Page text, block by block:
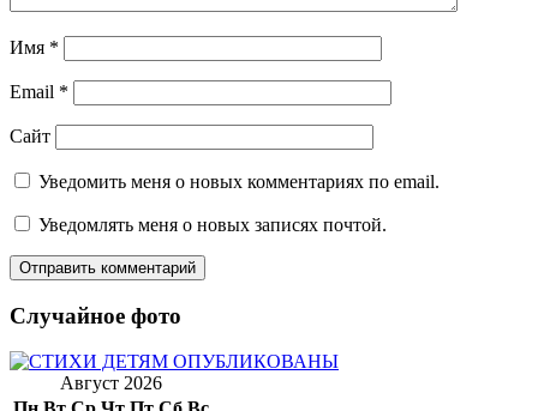
Имя *
Email *
Сайт
Уведомить меня о новых комментариях по email.
Уведомлять меня о новых записях почтой.
Случайное фото
Август 2026